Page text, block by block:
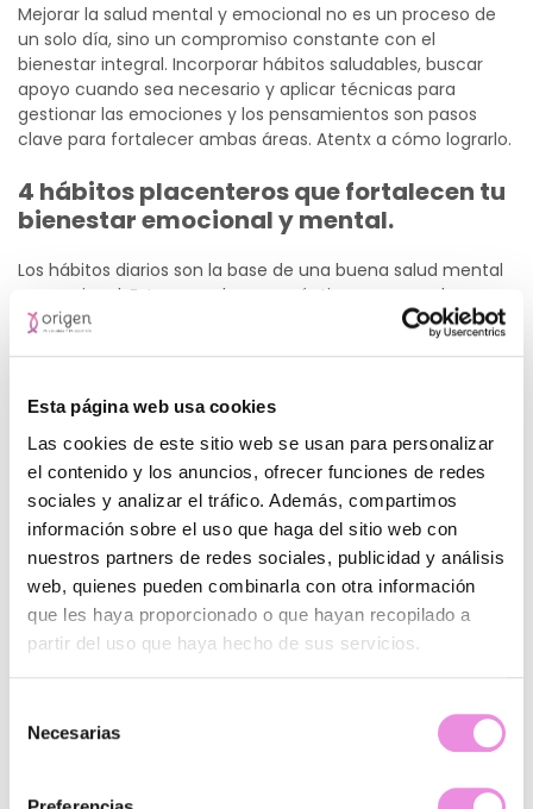
Esta página web usa cookies
Las cookies de este sitio web se usan para personalizar
el contenido y los anuncios, ofrecer funciones de redes
sociales y analizar el tráfico. Además, compartimos
información sobre el uso que haga del sitio web con
nuestros partners de redes sociales, publicidad y análisis
web, quienes pueden combinarla con otra información
que les haya proporcionado o que hayan recopilado a
partir del uso que haya hecho de sus servicios.
Necesarias
Mejorar la salud mental y emocional no es un proceso de
un solo día, sino un compromiso constante con el
bienestar integral. Incorporar hábitos saludables, buscar
apoyo cuando sea necesario y aplicar técnicas para
gestionar las emociones y los pensamientos son pasos
clave para fortalecer ambas áreas. Atentx a cómo lograrlo.
4 hábitos placenteros que fortalecen tu
bienestar emocional y mental.
Los hábitos diarios son la base de una buena salud mental
y emocional. Estas son algunas prácticas que pueden
ayudarte a que mejore tu bienestar emocional:
tu cuerpo, sino también tu mente. Ayuda a reducir el
estrés, la ansiedad y mejora el estado de ánimo al
liberar endorfinas.
Alimentación equilibrada:una dieta rica en
nutrientes favorece la función cerebral y el equilibrio
emocional. Evitar el consumo excesivo de azúcar o
alimentos procesados contribuye a mantener una
mente clara y estable.
Sueño reparador: dormir lo suficiente es crucial
para mantener el equilibrio emocional. La falta de
sueño puede afectar negativamente tu capacidad
simplemente desconectar, es fundamental para
emocional.